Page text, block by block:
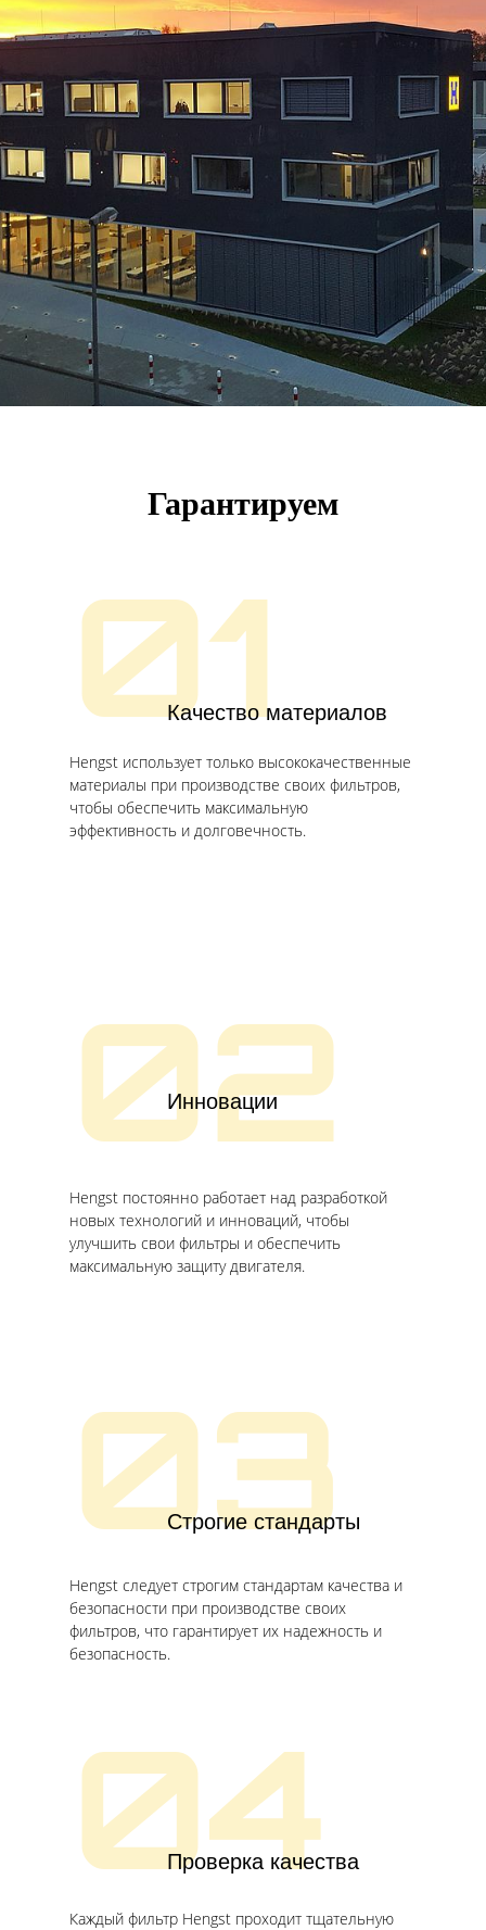
Гарантируем
01
Качество материалов
Hengst использует только высококачественные
материалы при производстве своих фильтров,
чтобы обеспечить максимальную
эффективность и долговечность.
02
Инновации
Hengst постоянно работает над разработкой
новых технологий и инноваций, чтобы
улучшить свои фильтры и обеспечить
максимальную защиту двигателя.
03
Строгие стандарты
Hengst следует строгим стандартам качества и
безопасности при производстве своих
фильтров, что гарантирует их надежность и
безопасность.
04
Проверка качества
Каждый фильтр Hengst проходит тщательную